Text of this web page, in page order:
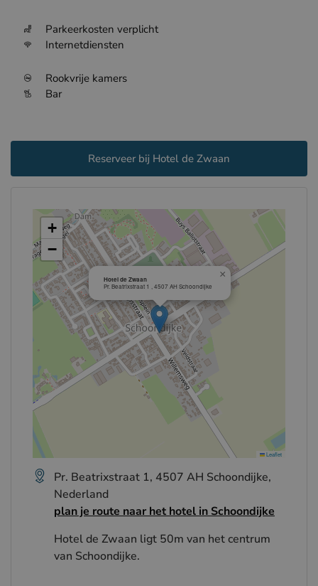
Parkeerkosten verplicht
Internetdiensten
Rookvrije kamers
Bar
Reserveer bij Hotel de Zwaan
Hotel de Zwaan
Pr. Beatrixstraat 1 , 4507 AH Schoondijke
×
+
−
Leaflet
Pr. Beatrixstraat 1, 4507 AH Schoondijke,
Nederland
plan je route naar het hotel in Schoondijke
Hotel de Zwaan ligt 50m van het centrum
van Schoondijke.